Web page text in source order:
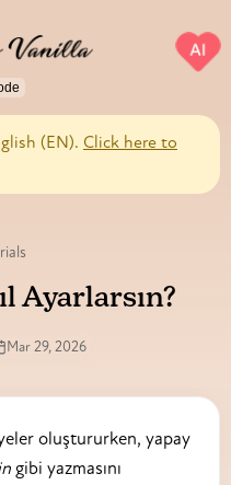
AI
(EN). Click here to
Ayarlarsın?
Mar 29, 2026
gibi yazmasını